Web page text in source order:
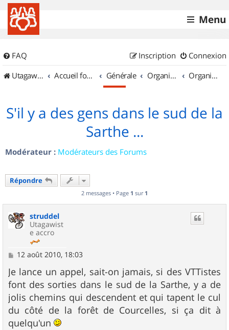
Menu
FAQ Connexion
Inscription
UtagawaVTT (Randos VTT et VTTAE avec traces GPS)
Accueil forum Générale Organisation de sorties & Recherche de partenaires Organisation de sorties en région Pays de la Loire
S'il y a des gens dans le sud de la
Sarthe ...
Modérateur : Modérateurs des Forums
Répondre
2 messages • Page 1 sur 1
struddel
Utagawist
e accro
M
s
s
a
g
e
12 août 2010, 18:03
Je lance un appel, sait-on jamais, si des VTTistes
font des sorties dans le sud de la Sarthe, y a de
jolis chemins qui descendent et qui tapent le cul
du côté de la forêt de Courcelles, si ça dit à
quelqu'un